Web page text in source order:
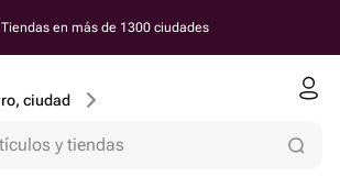
Tiendas en más de 1300 ciudades
ciudad
y tiendas